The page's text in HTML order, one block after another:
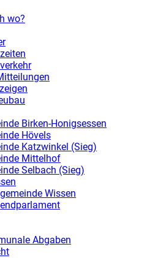
wo?
Birken-Honigsessen
Hövels
Katzwinkel (Sieg)
Mittelhof
Selbach (Sieg)
Wissen
Abgaben